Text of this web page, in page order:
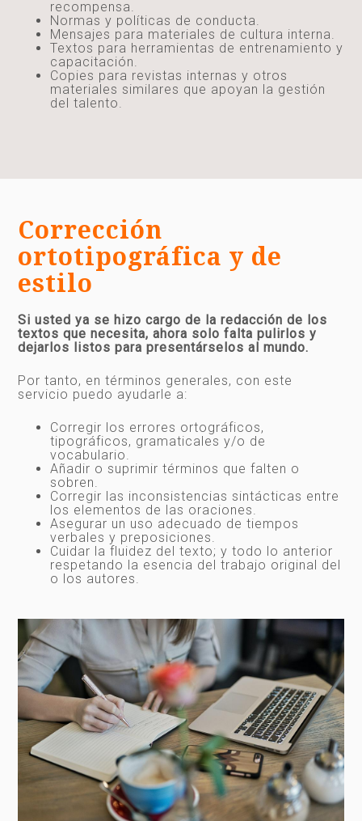
recompensa.
Normas y políticas de conducta.
Mensajes para materiales de cultura interna.
Textos para herramientas de entrenamiento y
capacitación.
Copies para revistas internas y otros
materiales similares que apoyan la gestión
del talento.
Corrección
ortotipográfica y de
estilo
Si usted ya se hizo cargo de la redacción de los
textos que necesita, ahora solo falta pulirlos y
dejarlos listos para presentárselos al mundo.
Por tanto, en términos generales, con este
servicio puedo ayudarle a:
Corregir los errores ortográficos,
tipográficos, gramaticales y/o de
vocabulario.
Añadir o suprimir términos que falten o
sobren.
Corregir las inconsistencias sintácticas entre
los elementos de las oraciones.
Asegurar un uso adecuado de tiempos
verbales y preposiciones.
Cuidar la fluidez del texto; y todo lo anterior
respetando la esencia del trabajo original del
o los autores.